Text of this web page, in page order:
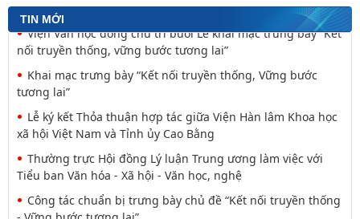
TIN MỚI
nguyên tắc tâm linh (Một khía cạnh của mã văn hóa
Viện Văn học đồng chủ trì buổi Lễ khai mạc trưng bày “Kết
nối truyền thống, vững bước tương lai”
Khai mạc trưng bày “Kết nối truyền thống, Vững bước
tương lai”
Lễ ký kết Thỏa thuận hợp tác giữa Viện Hàn lâm Khoa học
xã hội Việt Nam và Tỉnh ủy Cao Bằng
Thường trực Hội đồng Lý luận Trung ương làm việc với
Tiểu ban Văn hóa - Xã hội - Văn học, nghệ
Công tác chuẩn bị trưng bày chủ đề “Kết nối truyền thống